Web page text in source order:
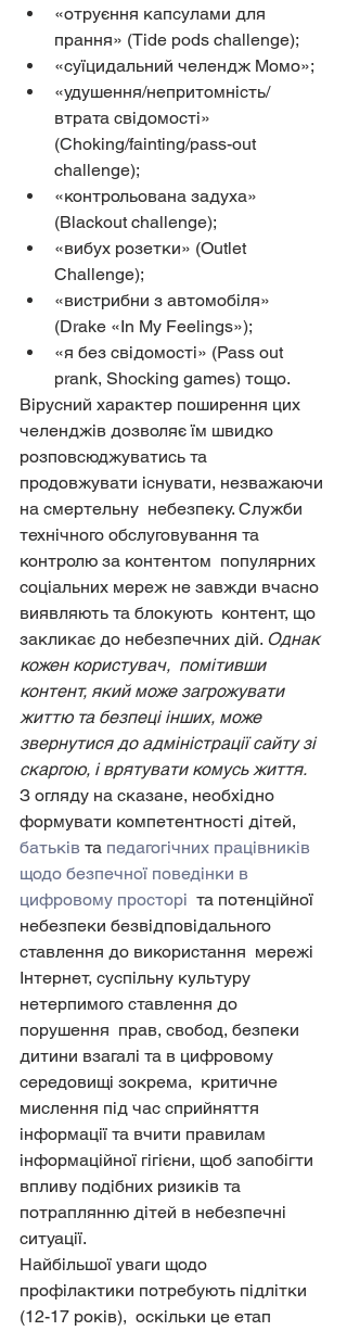
«отруєння капсулами для
прання» (Tide pods challenge);
«суїцидальний челендж Момо»;
«удушення/непритомність/
втрата свідомості»
(Choking/fainting/pass-out
challenge);
«контрольована задуха»
(Вlackout challenge);
«вибух розетки» (Outlet
Challenge);
«вистрибни з автомобіля»
(Drake «In My Feelings»);
«я без свідомості» (Pass out
prank, Shocking games) тощо.
Вірусний характер поширення цих
челенджів дозволяє їм швидко
розповсюджуватись та
продовжувати існувати, незважаючи
на смертельну  небезпеку. Служби
технічного обслуговування та
контролю за контентом  популярних
соціальних мереж не завжди вчасно
виявляють та блокують  контент, що
закликає до небезпечних дій. Однак
кожен користувач,  помітивши
контент, який може загрожувати
життю та безпеці інших, може
звернутися до адміністрації сайту зі
скаргою, і врятувати комусь життя.
З огляду на сказане, необхідно
формувати компетентності дітей,
батьків та педагогічних працівників
щодо безпечної поведінки в
цифровому просторі
  та потенційної
небезпеки безвідповідального
ставлення до використання  мережі
Інтернет, суспільну культуру
нетерпимого ставлення до
порушення  прав, свобод, безпеки
дитини взагалі та в цифровому
середовищі зокрема,  критичне
мислення під час сприйняття
інформації та вчити правилам
інформаційної гігієни, щоб запобігти
впливу подібних ризиків та
потраплянню дітей в небезпечні
ситуації.
Найбільшої уваги щодо
профілактики потребують підлітки
(12-17 років),  оскільки це етап